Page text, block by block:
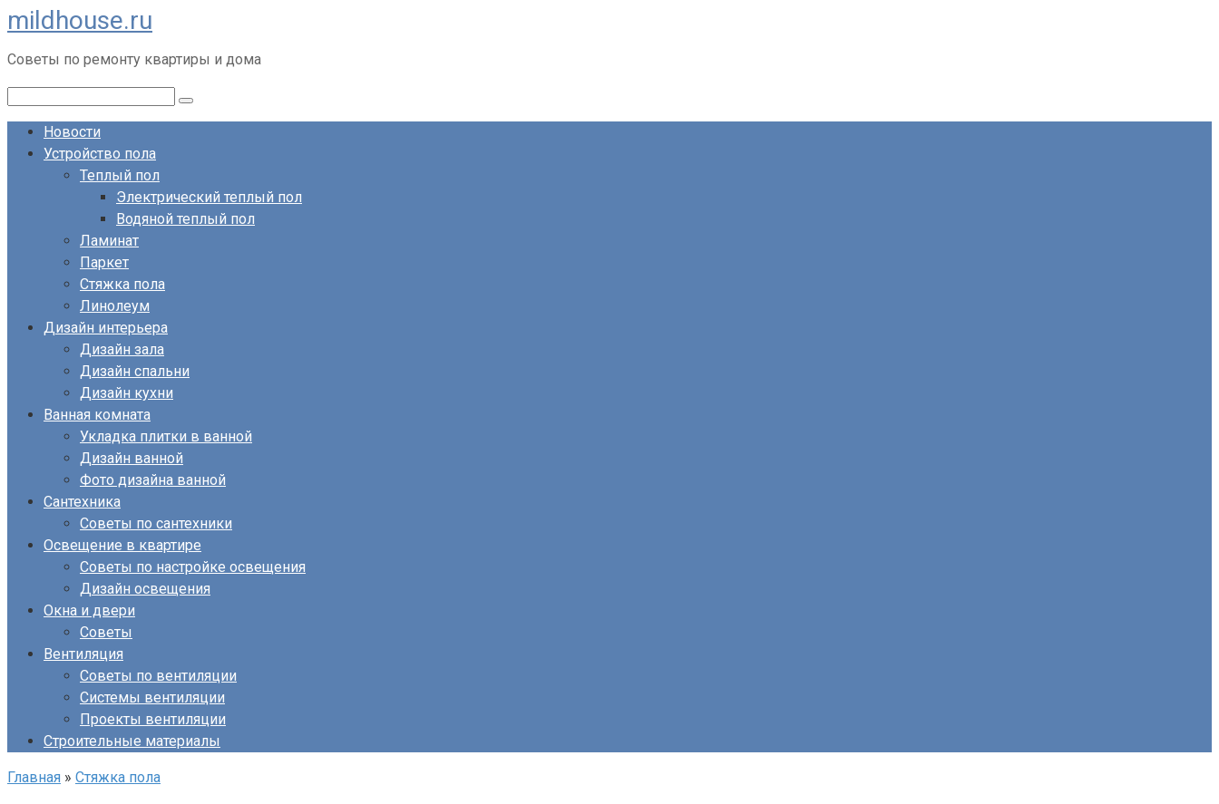
Перейти
к
контенту
mildhouse.ru
Советы по ремонту квартиры и дома
Новости
Устройство пола
Теплый пол
Электрический теплый пол
Водяной теплый пол
Ламинат
Паркет
Стяжка пола
Линолеум
Дизайн интерьера
Дизайн зала
Дизайн спальни
Дизайн кухни
Ванная комната
Укладка плитки в ванной
Дизайн ванной
Фото дизайна ванной
Сантехника
Советы по сантехники
Освещение в квартире
Советы по настройке освещения
Дизайн освещения
Окна и двери
Советы
Вентиляция
Советы по вентиляции
Системы вентиляции
Проекты вентиляции
Строительные материалы
Главная » Стяжка пола